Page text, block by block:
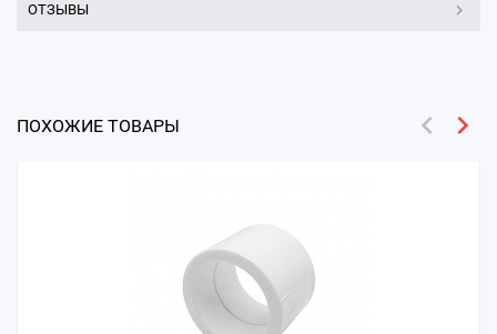
ОТЗЫВЫ
ПОХОЖИЕ ТОВАРЫ